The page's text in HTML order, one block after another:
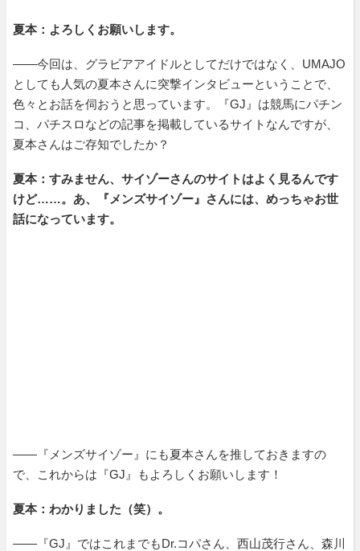
夏本：よろしくお願いします。
――今回は、グラビアアイドルとしてだけではなく、UMAJO
としても人気の夏本さんに突撃インタビューということで、
色々とお話を伺おうと思っています。『GJ』は競馬にパチン
コ、パチスロなどの記事を掲載しているサイトなんですが、
夏本さんはご存知でしたか？
夏本：すみません、サイゾーさんのサイトはよく見るんです
けど……。あ、『メンズサイゾー』さんには、めっちゃお世
話になっています。
――『メンズサイゾー』にも夏本さんを推しておきますの
で、これからは『GJ』もよろしくお願いします！
夏本：わかりました（笑）。
――『GJ』ではこれまでもDr.コパさん、西山茂行さん、森川